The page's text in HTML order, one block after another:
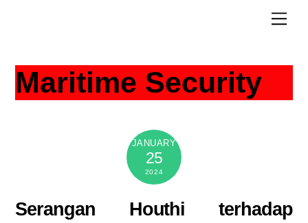
Maritime Security
JANUARY
25
2024
Serangan Houthi terhadap